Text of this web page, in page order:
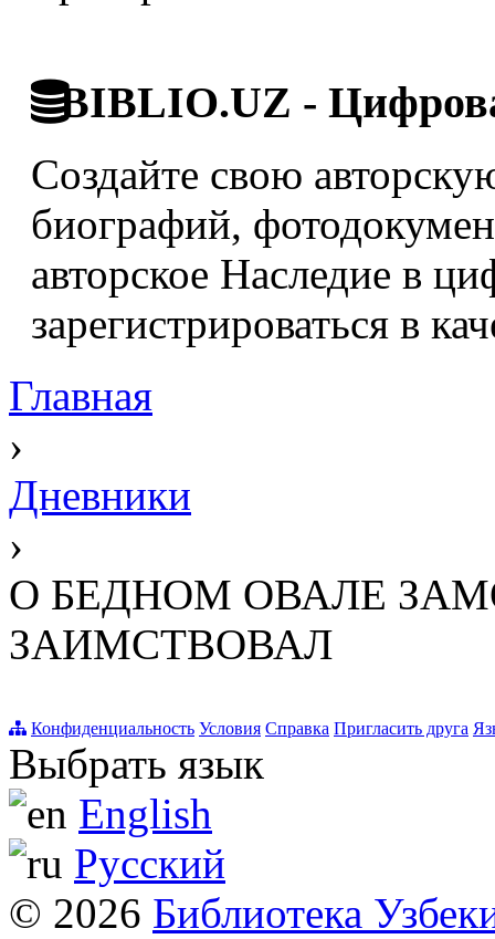
BIBLIO.UZ -
Создайте свою
биографий,
авторское Наследие в
зарегистрироваться в
Главная
›
Дневники
›
О БЕДНОМ ОВАЛЕ
ЗАИМСТВОВАЛ
Конфиденциальность Условия Справка Пригласить друга
Выбрать язык
English
Русский
© 2026 Библиотека